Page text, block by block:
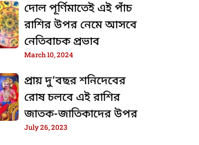
দোল পূর্ণিমাতেই এই পাঁচ
রাশির উপর নেমে আসবে
নেতিবাচক প্রভাব
March 10, 2024
প্রায় দু’বছর শনিদেবের
রোষ চলবে এই রাশির
জাতক-জাতিকাদের উপর
July 26, 2023